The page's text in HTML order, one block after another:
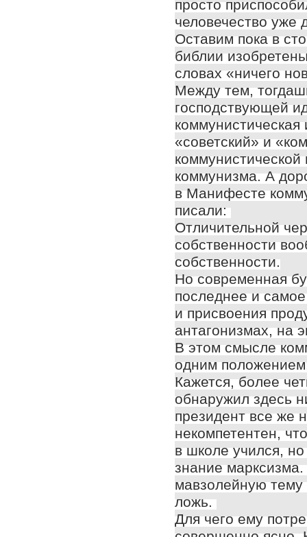
просто
человечество уже
Оставим пока в
библии
словах «ничего
Между тем,
господствующей
коммунистическая
«советский» и
коммунизма. А
в Манифесте
писали:
Отличительной
собственности
собственности.
Но современная
последнее и
и присвоения
антагонизмах, на
В этом смысле
одним
Кажется, более
обнаружил здесь
президент все же
некомпетентен,
в школе учился,
знание
мавзолейную тему
ложь.
Для чего ему